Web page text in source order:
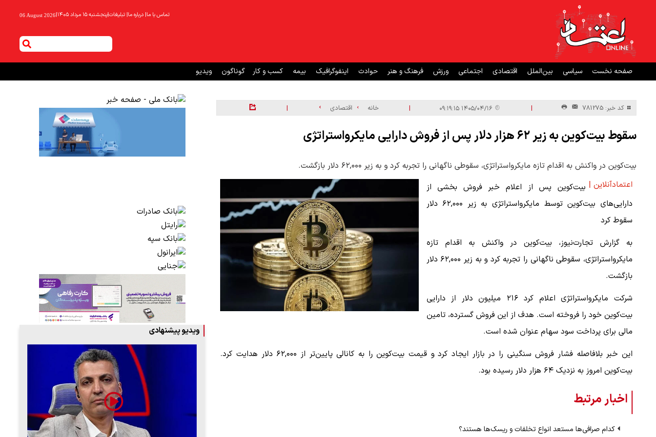
تماس با ما| درباره ما| تبلیغات|پنجشنبه ۱۵ مرداد ۱۴۰۵ |
06 August 2026
صفحه نخست سیاسی بین‌الملل اقتصادی اجتماعی ورزش فرهنگ و هنر حوادث اینفوگرافیک بیمه کسب و کار گوناگون ویدیو
کد خبر: 781275 |
| خانه اقتصادی |
سقوط بیت‌کوین به زیر ۶۲ هزار دلار پس از فروش دارایی مایکرواستراتژی
بیت‌کوین در واکنش به اقدام تازه مایکرواستراتژی، سقوطی ناگهانی را تجربه کرد و به زیر ۶۲,۰۰۰ دلار بازگشت.
اعتمادآنلاین | بیت‌کوین پس از اعلام خبر فروش بخشی از
دارایی‌های بیت‌کوین توسط مایکرواستراتژی به زیر ۶۲,۰۰۰ دلار
سقوط کرد
به گزارش تجارت‌نیوز، بیت‌کوین در واکنش به اقدام تازه
مایکرواستراتژی، سقوطی ناگهانی را تجربه کرد و به زیر ۶۲,۰۰۰ دلار
بازگشت.
شرکت مایکرواستراتژی اعلام کرد ۲۱۶ میلیون دلار از دارایی
بیت‌کوین خود را فروخته است. هدف از این فروش گسترده، تامین
مالی برای پرداخت سود سهام عنوان شده است.
این خبر بلافاصله فشار فروش سنگینی را در بازار ایجاد کرد و قیمت بیت‌کوین را به کانالی پایین‌تر از ۶۲,۰۰۰ دلار هدایت کرد.
بیت‌کوین امروز به نزدیک ۶۴ هزار دلار رسیده بود.
اخبار مرتبط
کدام صرافی‌ها مستعد انواع تخلفات و ریسک‌ها هستند؟
ویدیو پیشنهادی